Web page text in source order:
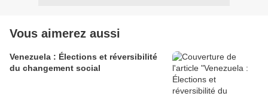
Vous aimerez aussi
Venezuela : Élections et réversibilité
du changement social